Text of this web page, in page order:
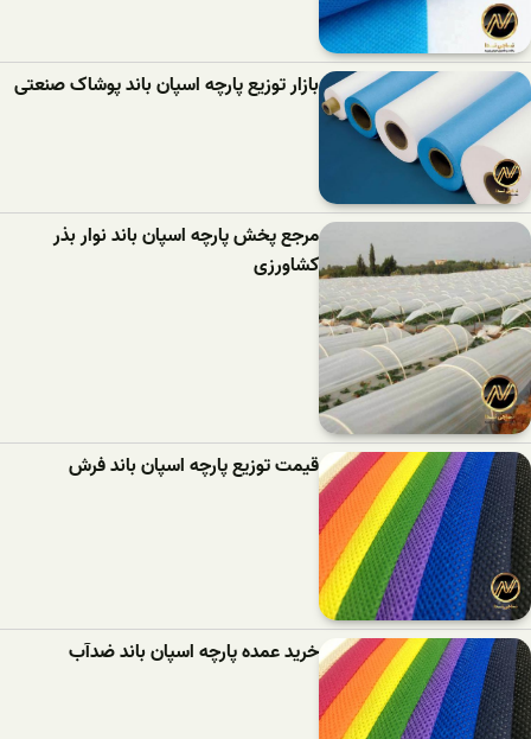
بازار توزیع پارچه اسپان باند پوشاک صنعتی
مرجع پخش پارچه اسپان باند نوار بذر
کشاورزی
قیمت توزیع پارچه اسپان باند فرش
خرید عمده پارچه اسپان باند ضدآب